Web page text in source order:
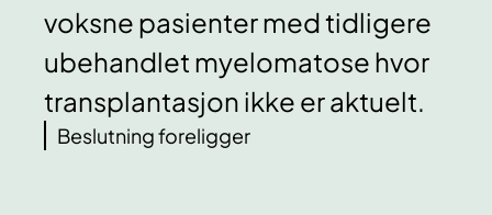
voksne pasienter med tidligere
ubehandlet myelomatose hvor
transplantasjon ikke er aktuelt.
Beslutning foreligger